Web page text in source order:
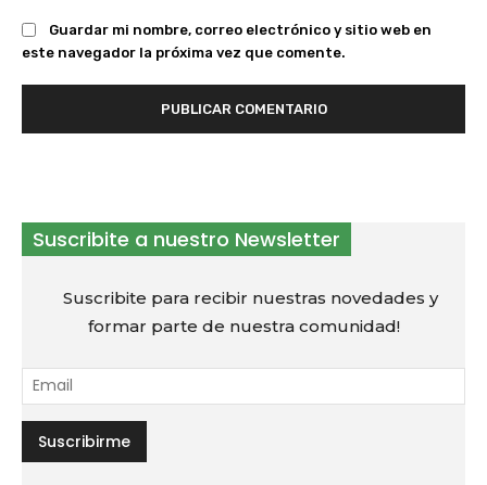
Guardar mi nombre, correo electrónico y sitio web en
este navegador la próxima vez que comente.
Suscribite a nuestro Newsletter
Suscribite para recibir nuestras novedades y
formar parte de nuestra comunidad!